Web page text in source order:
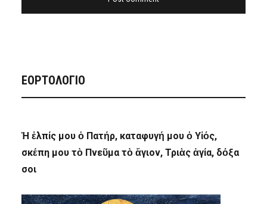
ΕΟΡΤΟΛΟΓΙΟ
Ἡ ἐλπίς μου ὁ Πατήρ, καταφυγή μου ὁ Υἱός,
σκέπη μου τὸ Πνεῦμα τὸ ἅγιον, Τριὰς ἁγία, δόξα
σοι